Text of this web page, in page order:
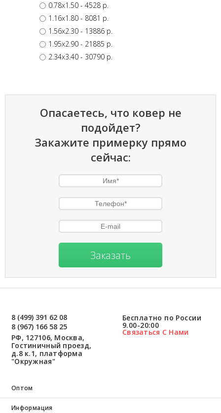
0.78x1.50 - 4528 p.
1.16x1.80 - 8081 p.
1.56x2.30 - 13886 p.
1.95x2.90 - 21885 p.
2.34x3.40 - 30790 p.
Опасаетесь, что ковер не
подойдет?
Закажите примерку прямо
сейчас:
Заказать
8 (499) 391 62 08
8 (967) 166 58 25
РФ, 127106, Москва,
Гостиничный проезд,
д.8 к.1, платформа
"Окружная"
Бесплатно по России
9.00-20:00
Связаться С Нами
Оптом
Информация